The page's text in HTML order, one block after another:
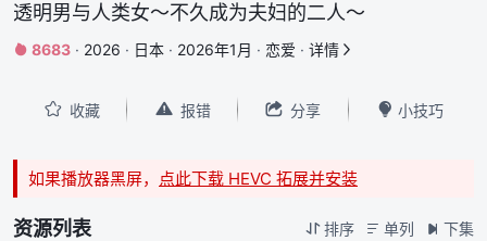
透明男与人类女～不久成为夫妇的二人～
 8683 · 2026 · 日本 · 2026年1月 · 恋爱 · 详情 
 收藏  报错  分享  小技巧
如果播放器黑屏， 点此下载 HEVC 拓展并安装
资源列表  排序  单列  下集